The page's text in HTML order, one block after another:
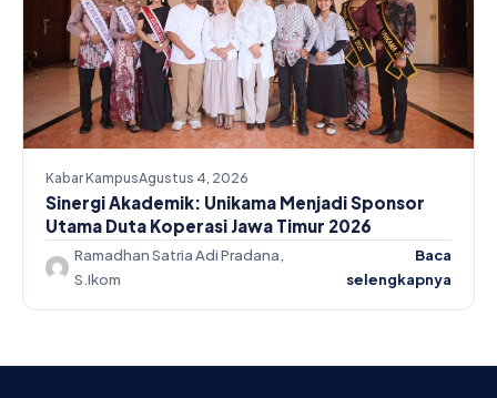
Kabar KampusAgustus 4, 2026
Sinergi Akademik: Unikama Menjadi Sponsor
Utama Duta Koperasi Jawa Timur 2026
Ramadhan Satria Adi Pradana,
S.Ikom
Baca
selengkapnya